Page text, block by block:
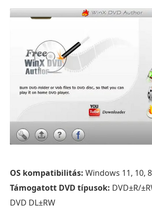
OS kompatibilitás: Windows 11, 10,
Támogatott DVD típusok: DVD±R/
DVD DL±RW